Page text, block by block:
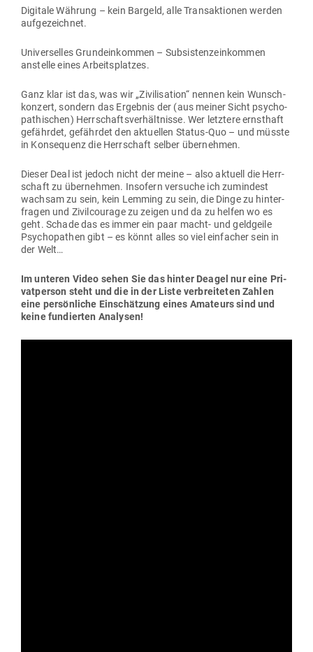
Digitale Währung – kein Bargeld, alle Trans­ak­tionen werden
aufgezeichnet.
Uni­ver­selles Grund­ein­kommen – Sub­sis­tenz­ein­kommen
anstelle eines Arbeitsplatzes.
Ganz klar ist das, was wir „Zivi­li­sation“ nennen kein Wunsch­
konzert, sondern das Ergebnis der (aus meiner Sicht psy­cho­
pa­thi­schen) Herr­schafts­ver­hält­nisse. Wer letztere ernsthaft
gefährdet, gefährdet den aktu­ellen Status-Quo – und müsste
in Kon­se­quenz die Herr­schaft selber übernehmen.
Dieser Deal ist jedoch nicht der meine – also aktuell die Herr­
schaft zu über­nehmen. Insofern ver­suche ich zumindest
wachsam zu sein, kein Lemming zu sein, die Dinge zu hin­ter­
fragen und Zivil­courage zu zeigen und da zu helfen wo es
geht. Schade das es immer ein paar macht- und geld­geile
Psy­cho­pathen gibt – es könnt alles so viel ein­facher sein in
der Welt…
Im unteren Video sehen Sie das hinter Deagel nur eine Pri­
vat­person steht und die in der Liste ver­brei­teten Zahlen
eine per­sön­liche Ein­schätzung eines Ama­teurs sind und
keine fun­dierten Analysen!